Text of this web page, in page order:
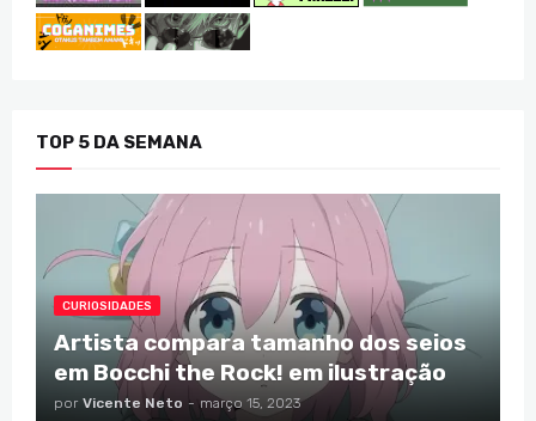
TOP 5 DA SEMANA
CURIOSIDADES
Artista compara tamanho dos seios
em Bocchi the Rock! em ilustração
por Vicente Neto - março 15, 2023